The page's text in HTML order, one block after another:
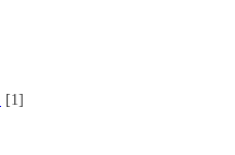
[1]